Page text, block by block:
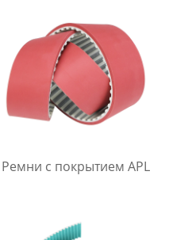
Ремни с покрытием APL